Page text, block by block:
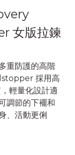
女版拉鍊
重防護的高階
採用高
輕量化設計適
調節的下襬和
、活動更俐